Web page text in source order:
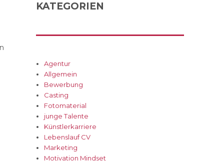
KATEGORIEN
Agentur
Allgemein
Bewerbung
Casting
Fotomaterial
junge Talente
Künstlerkarriere
Lebenslauf CV
Marketing
Motivation Mindset